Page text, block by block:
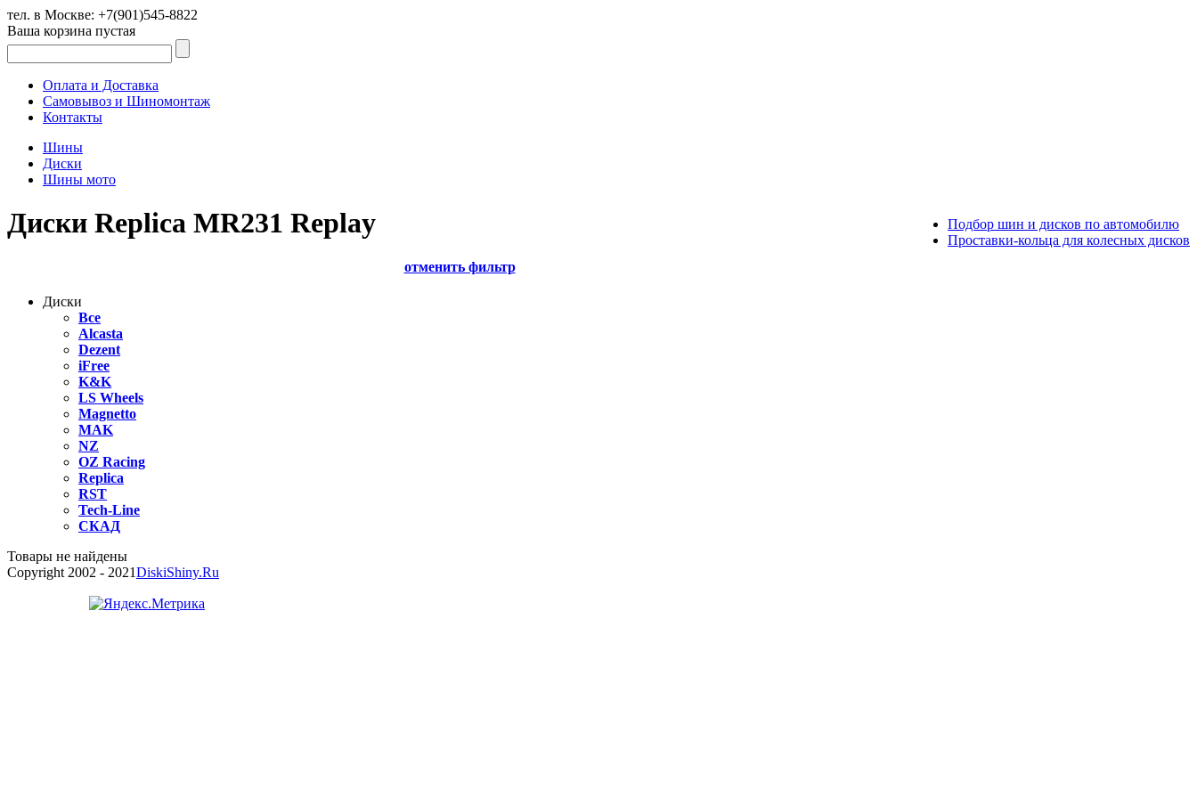
тел. в Москве: +7(901)545-8822
Ваша корзина пустая
Оплата и Доставка
Самовывоз и Шиномонтаж
Контакты
Шины
Диски
Шины мото
Подбор шин и дисков по автомобилю
Проставки-кольца для колесных дисков
Диски Replica MR231 Replay
отменить фильтр
Диски
Все
Alcasta
Dezent
iFree
K&K
LS Wheels
Magnetto
MAK
NZ
OZ Raсing
Replica
RST
Tech-Line
СКАД
Товары не найдены
Copyright 2002 - 2021DiskiShiny.Ru